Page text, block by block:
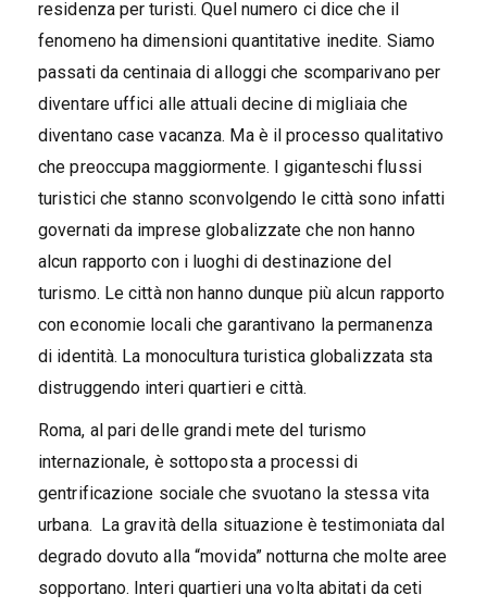
residenza per turisti. Quel numero ci dice che il
fenomeno ha dimensioni quantitative inedite. Siamo
passati da centinaia di alloggi che scomparivano per
diventare uffici alle attuali decine di migliaia che
diventano case vacanza. Ma è il processo qualitativo
che preoccupa maggiormente. I giganteschi flussi
turistici che stanno sconvolgendo le città sono infatti
governati da imprese globalizzate che non hanno
alcun rapporto con i luoghi di destinazione del
turismo. Le città non hanno dunque più alcun rapporto
con economie locali che garantivano la permanenza
di identità. La monocultura turistica globalizzata sta
distruggendo interi quartieri e città.
Roma, al pari delle grandi mete del turismo
internazionale, è sottoposta a processi di
gentrificazione sociale che svuotano la stessa vita
urbana. La gravità della situazione è testimoniata dal
degrado dovuto alla “movida” notturna che molte aree
sopportano. Interi quartieri una volta abitati da ceti